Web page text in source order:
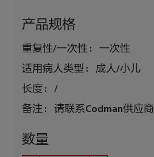
产品规格
重复性/一次性 :
一次性
适用病人类型 :
成人/小儿
长度 :
/
备注 :
请联系Codman供应商
数量